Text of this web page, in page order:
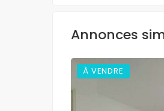
Annonces
À VENDRE